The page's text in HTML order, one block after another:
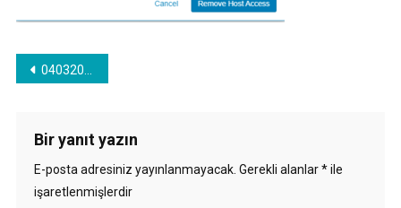
Yazı
040320_0826_VPLEXUnityi29.png
Bir yanıt yazın
E-posta adresiniz yayınlanmayacak. Gerekli alanlar*ile
işaretlenmişlerdir